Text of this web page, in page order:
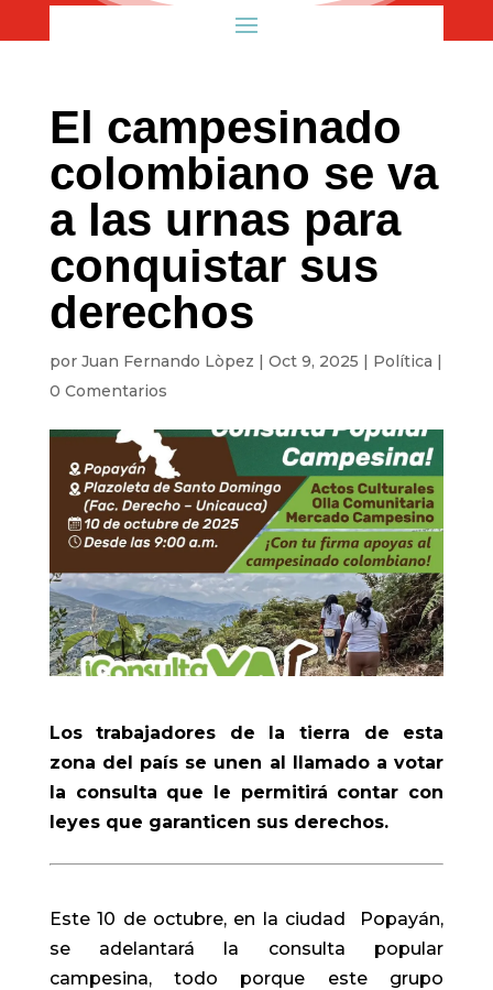
El campesinado
colombiano se va
a las urnas para
conquistar sus
derechos
por Juan Fernando Lòpez | Oct 9, 2025 | Política |
0 Comentarios
Los trabajadores de la tierra de esta
zona del país se unen al llamado a votar
la consulta que le permitirá contar con
leyes que garanticen sus derechos.
Este 10 de octubre, en la ciudad Popayán,
se adelantará la consulta popular
campesina, todo porque este grupo